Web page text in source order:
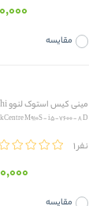
مقایسه
مینی کیس استوک لنوو LENOVO Thi...
M910S - i5-7600 - 8 D...
1 نفر
مقایسه